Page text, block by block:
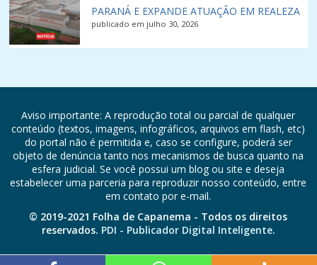
PARANÁ E EXPANDE ATUAÇÃO EM REALEZA
publicado em julho 30, 2026
Aviso importante: A reprodução total ou parcial de qualquer
conteúdo (textos, imagens, infográficos, arquivos em flash, etc)
do portal não é permitida e, caso se configure, poderá ser
objeto de denúncia tanto nos mecanismos de busca quanto na
esfera judicial. Se você possui um blog ou site e deseja
estabelecer uma parceria para reproduzir nosso conteúdo, entre
em contato por e-mail.
© 2019-2021 Folha de Capanema - Todos os direitos
reservados. PDI - Publicador Digital Inteligente.